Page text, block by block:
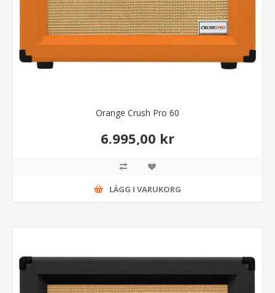
Orange Crush Pro 60
6.995,00 kr
LÄGG I VARUKORG